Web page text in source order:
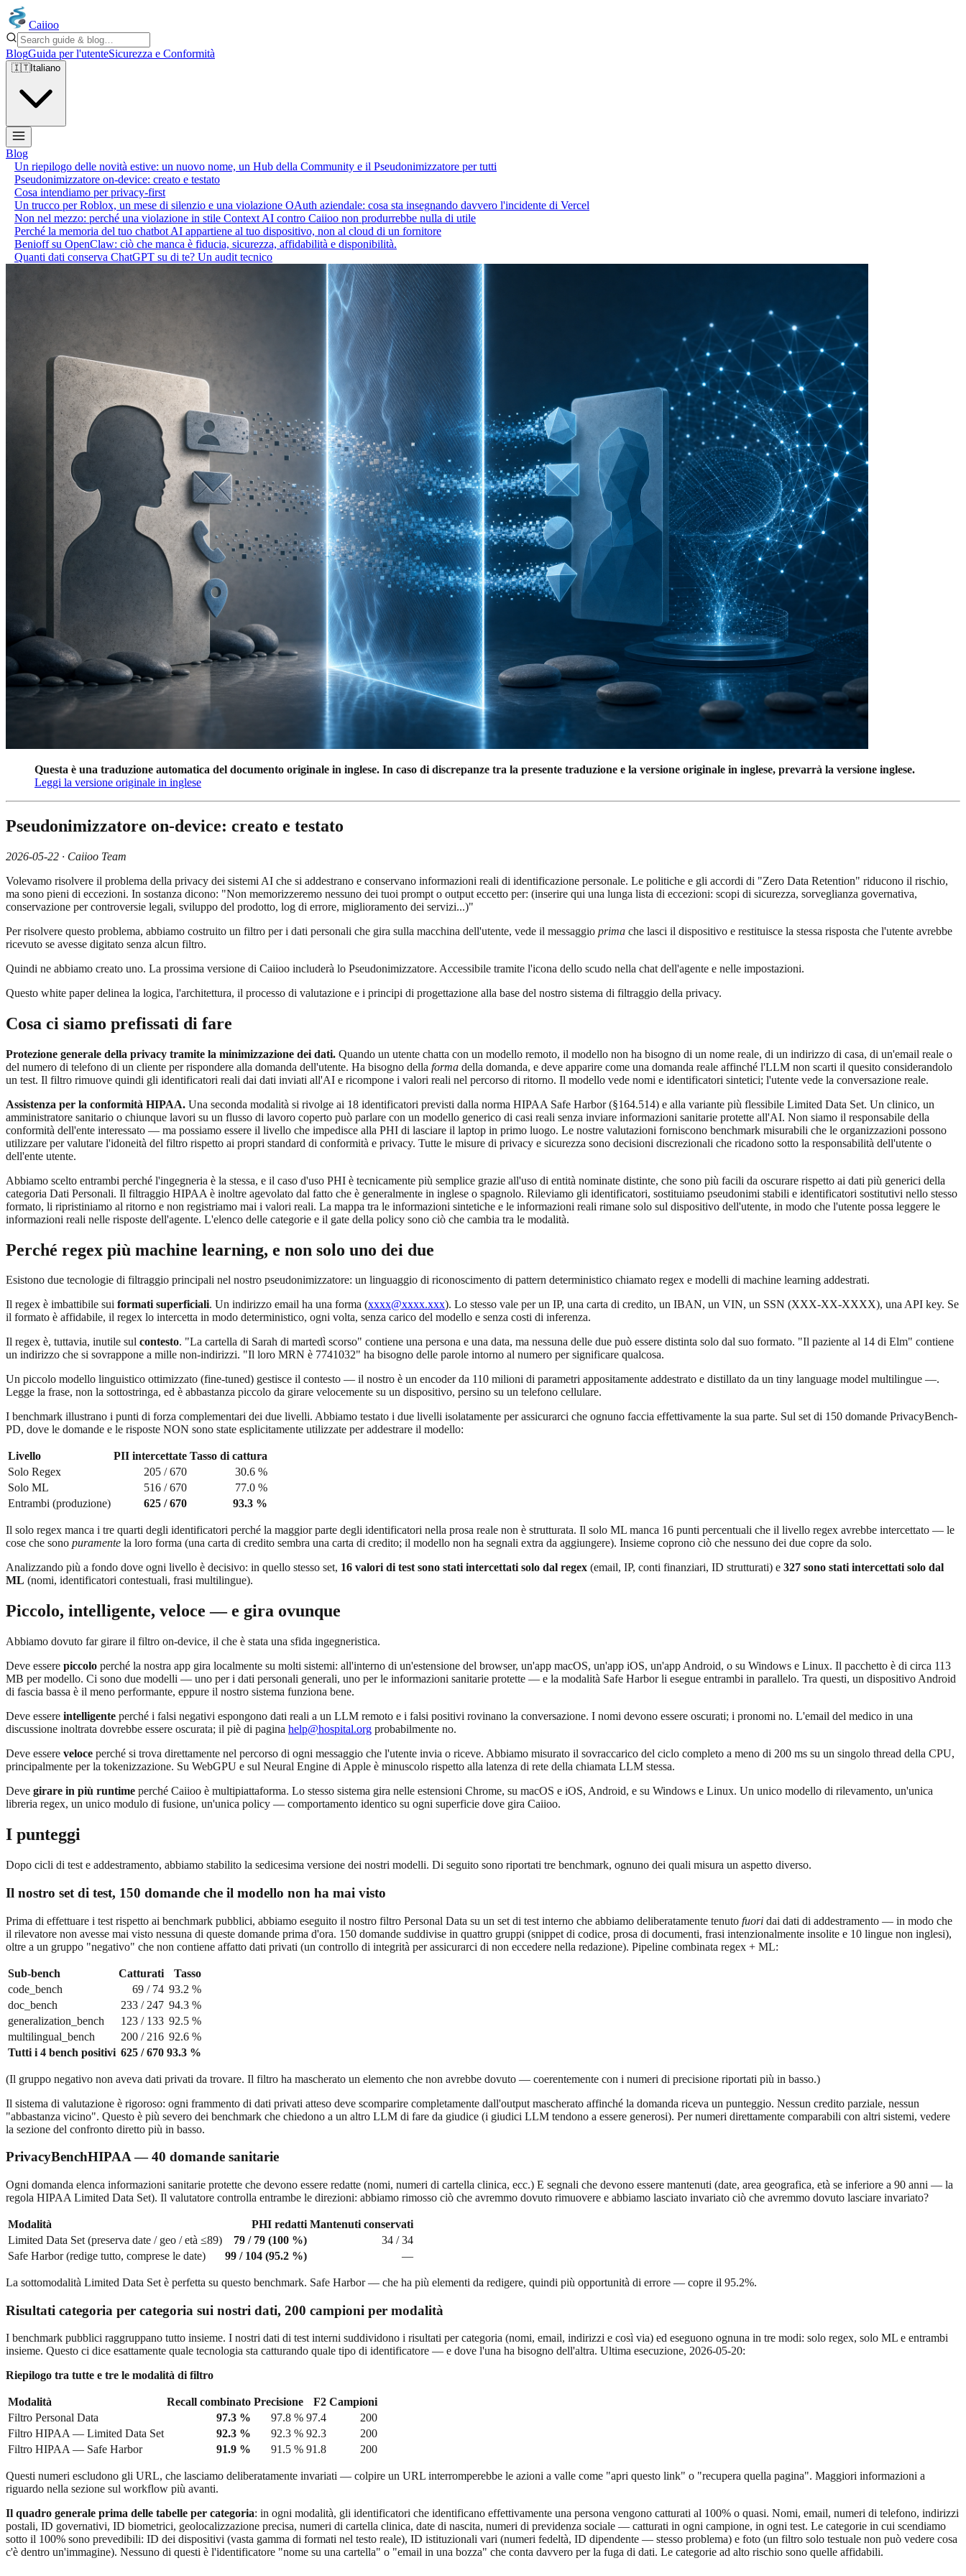
Caiioo
BlogGuida per l'utenteSicurezza e Conformità
🇮🇹Italiano
Blog
Un riepilogo delle novità estive: un nuovo nome, un Hub della Community e il Pseudonimizzatore per tutti
Pseudonimizzatore on-device: creato e testato
Cosa intendiamo per privacy-first
Un trucco per Roblox, un mese di silenzio e una violazione OAuth aziendale: cosa sta insegnando davvero l'incidente di Vercel
Non nel mezzo: perché una violazione in stile Context AI contro Caiioo non produrrebbe nulla di utile
Perché la memoria del tuo chatbot AI appartiene al tuo dispositivo, non al cloud di un fornitore
Benioff su OpenClaw: ciò che manca è fiducia, sicurezza, affidabilità e disponibilità.
Quanti dati conserva ChatGPT su di te? Un audit tecnico
Questa è una traduzione automatica del documento originale in inglese. In caso di discrepanze tra la presente traduzione e la versione originale in inglese, prevarrà la versione inglese.
Leggi la versione originale in inglese
Pseudonimizzatore on-device: creato e testato
2026-05-22 · Caiioo Team
Volevamo risolvere il problema della privacy dei sistemi AI che si addestrano e conservano informazioni reali di identificazione personale. Le politiche e gli accordi di "Zero Data Retention" riducono il rischio,
ma sono pieni di eccezioni. In sostanza dicono: "Non memorizzeremo nessuno dei tuoi prompt o output eccetto per: (inserire qui una lunga lista di eccezioni: scopi di sicurezza, sorveglianza governativa,
conservazione per controversie legali, sviluppo del prodotto, log di errore, miglioramento dei servizi...)"
Per risolvere questo problema, abbiamo costruito un filtro per i dati personali che gira sulla macchina dell'utente, vede il messaggio prima che lasci il dispositivo e restituisce la stessa risposta che l'utente avrebbe
ricevuto se avesse digitato senza alcun filtro.
Quindi ne abbiamo creato uno. La prossima versione di Caiioo includerà lo Pseudonimizzatore. Accessibile tramite l'icona dello scudo nella chat dell'agente e nelle impostazioni.
Questo white paper delinea la logica, l'architettura, il processo di valutazione e i principi di progettazione alla base del nostro sistema di filtraggio della privacy.
Cosa ci siamo prefissati di fare
Protezione generale della privacy tramite la minimizzazione dei dati. Quando un utente chatta con un modello remoto, il modello non ha bisogno di un nome reale, di un indirizzo di casa, di un'email reale o
del numero di telefono di un cliente per rispondere alla domanda dell'utente. Ha bisogno della forma della domanda, e deve apparire come una domanda reale affinché l'LLM non scarti il quesito considerandolo
un test. Il filtro rimuove quindi gli identificatori reali dai dati inviati all'AI e ricompone i valori reali nel percorso di ritorno. Il modello vede nomi e identificatori sintetici; l'utente vede la conversazione reale.
Assistenza per la conformità HIPAA. Una seconda modalità si rivolge ai 18 identificatori previsti dalla norma HIPAA Safe Harbor (§164.514) e alla variante più flessibile Limited Data Set. Un clinico, un
amministratore sanitario o chiunque lavori su un flusso di lavoro coperto può parlare con un modello generico di casi reali senza inviare informazioni sanitarie protette all'AI. Non siamo il responsabile della
conformità dell'ente interessato — ma possiamo essere il livello che impedisce alla PHI di lasciare il laptop in primo luogo. Le nostre valutazioni forniscono benchmark misurabili che le organizzazioni possono
utilizzare per valutare l'idoneità del filtro rispetto ai propri standard di conformità e privacy. Tutte le misure di privacy e sicurezza sono decisioni discrezionali che ricadono sotto la responsabilità dell'utente o
dell'ente utente.
Abbiamo scelto entrambi perché l'ingegneria è la stessa, e il caso d'uso PHI è tecnicamente più semplice grazie all'uso di entità nominate distinte, che sono più facili da oscurare rispetto ai dati più generici della
categoria Dati Personali. Il filtraggio HIPAA è inoltre agevolato dal fatto che è generalmente in inglese o spagnolo. Rileviamo gli identificatori, sostituiamo pseudonimi stabili e identificatori sostitutivi nello stesso
formato, li ripristiniamo al ritorno e non registriamo mai i valori reali. La mappa tra le informazioni sintetiche e le informazioni reali rimane solo sul dispositivo dell'utente, in modo che l'utente possa leggere le
informazioni reali nelle risposte dell'agente. L'elenco delle categorie e il gate della policy sono ciò che cambia tra le modalità.
Perché regex più machine learning, e non solo uno dei due
Esistono due tecnologie di filtraggio principali nel nostro pseudonimizzatore: un linguaggio di riconoscimento di pattern deterministico chiamato regex e modelli di machine learning addestrati.
Il regex è imbattibile sui formati superficiali. Un indirizzo email ha una forma (xxxx@xxxx.xxx). Lo stesso vale per un IP, una carta di credito, un IBAN, un VIN, un SSN (XXX-XX-XXXX), una API key. Se
il formato è affidabile, il regex lo intercetta in modo deterministico, ogni volta, senza carico del modello e senza costi di inferenza.
Il regex è, tuttavia, inutile sul contesto. "La cartella di Sarah di martedì scorso" contiene una persona e una data, ma nessuna delle due può essere distinta solo dal suo formato. "Il paziente al 14 di Elm" contiene
un indirizzo che si sovrappone a mille non-indirizzi. "Il loro MRN è 7741032" ha bisogno delle parole intorno al numero per significare qualcosa.
Un piccolo modello linguistico ottimizzato (fine-tuned) gestisce il contesto — il nostro è un encoder da 110 milioni di parametri appositamente addestrato e distillato da un tiny language model multilingue —.
Legge la frase, non la sottostringa, ed è abbastanza piccolo da girare velocemente su un dispositivo, persino su un telefono cellulare.
I benchmark illustrano i punti di forza complementari dei due livelli. Abbiamo testato i due livelli isolatamente per assicurarci che ognuno faccia effettivamente la sua parte. Sul set di 150 domande PrivacyBench-
PD, dove le domande e le risposte NON sono state esplicitamente utilizzate per addestrare il modello:
Livello PII intercettate Tasso di cattura
Solo Regex
205 / 670
30.6 %
Solo ML
516 / 670
77.0 %
Entrambi (produzione)
625 / 670 93.3 %
Il solo regex manca i tre quarti degli identificatori perché la maggior parte degli identificatori nella prosa reale non è strutturata. Il solo ML manca 16 punti percentuali che il livello regex avrebbe intercettato — le
cose che sono puramente la loro forma (una carta di credito sembra una carta di credito; il modello non ha segnali extra da aggiungere). Insieme coprono ciò che nessuno dei due copre da solo.
Analizzando più a fondo dove ogni livello è decisivo: in quello stesso set, 16 valori di test sono stati intercettati solo dal regex (email, IP, conti finanziari, ID strutturati) e 327 sono stati intercettati solo dal
ML (nomi, identificatori contestuali, frasi multilingue).
Piccolo, intelligente, veloce — e gira ovunque
Abbiamo dovuto far girare il filtro on-device, il che è stata una sfida ingegneristica.
Deve essere piccolo perché la nostra app gira localmente su molti sistemi: all'interno di un'estensione del browser, un'app macOS, un'app iOS, un'app Android, o su Windows e Linux. Il pacchetto è di circa 113
MB per modello. Ci sono due modelli — uno per i dati personali generali, uno per le informazioni sanitarie protette — e la modalità Safe Harbor li esegue entrambi in parallelo. Tra questi, un dispositivo Android
di fascia bassa è il meno performante, eppure il nostro sistema funziona bene.
Deve essere intelligente perché i falsi negativi espongono dati reali a un LLM remoto e i falsi positivi rovinano la conversazione. I nomi devono essere oscurati; i pronomi no. L'email del medico in una
discussione inoltrata dovrebbe essere oscurata; il piè di pagina help@hospital.org probabilmente no.
Deve essere veloce perché si trova direttamente nel percorso di ogni messaggio che l'utente invia o riceve. Abbiamo misurato il sovraccarico del ciclo completo a meno di 200 ms su un singolo thread della CPU,
principalmente per la tokenizzazione. Su WebGPU e sul Neural Engine di Apple è minuscolo rispetto alla latenza di rete della chiamata LLM stessa.
Deve girare in più runtime perché Caiioo è multipiattaforma. Lo stesso sistema gira nelle estensioni Chrome, su macOS e iOS, Android, e su Windows e Linux. Un unico modello di rilevamento, un'unica
libreria regex, un unico modulo di fusione, un'unica policy — comportamento identico su ogni superficie dove gira Caiioo.
I punteggi
Dopo cicli di test e addestramento, abbiamo stabilito la sedicesima versione dei nostri modelli. Di seguito sono riportati tre benchmark, ognuno dei quali misura un aspetto diverso.
Il nostro set di test, 150 domande che il modello non ha mai visto
Prima di effettuare i test rispetto ai benchmark pubblici, abbiamo eseguito il nostro filtro Personal Data su un set di test interno che abbiamo deliberatamente tenuto fuori dai dati di addestramento — in modo che
il rilevatore non avesse mai visto nessuna di queste domande prima d'ora. 150 domande suddivise in quattro gruppi (snippet di codice, prosa di documenti, frasi intenzionalmente insolite e 10 lingue non inglesi),
oltre a un gruppo "negativo" che non contiene affatto dati privati (un controllo di integrità per assicurarci di non eccedere nella redazione). Pipeline combinata regex + ML:
Sub-bench Catturati
Tasso
code_bench
69 / 74 93.2 %
doc_bench
233 / 247 94.3 %
generalization_bench
123 / 133 92.5 %
multilingual_bench
200 / 216 92.6 %
Tutti i 4 bench positivi 625 / 670 93.3 %
(Il gruppo negativo non aveva dati privati da trovare. Il filtro ha mascherato un elemento che non avrebbe dovuto — coerentemente con i numeri di precisione riportati più in basso.)
Il sistema di valutazione è rigoroso: ogni frammento di dati privati atteso deve scomparire completamente dall'output mascherato affinché la domanda riceva un punteggio. Nessun credito parziale, nessun
"abbastanza vicino". Questo è più severo dei benchmark che chiedono a un altro LLM di fare da giudice (i giudici LLM tendono a essere generosi). Per numeri direttamente comparabili con altri sistemi, vedere
la sezione del confronto diretto più in basso.
PrivacyBenchHIPAA — 40 domande sanitarie
Ogni domanda elenca informazioni sanitarie protette che devono essere redatte (nomi, numeri di cartella clinica, ecc.) E segnali che devono essere mantenuti (date, area geografica, età se inferiore a 90 anni — la
regola HIPAA Limited Data Set). Il valutatore controlla entrambe le direzioni: abbiamo rimosso ciò che avremmo dovuto rimuovere e abbiamo lasciato invariato ciò che avremmo dovuto lasciare invariato?
Modalità PHI redatti Mantenuti conservati
Limited Data Set (preserva date / geo / età ≤89)
79 / 79 (100 %)
34 / 34
Safe Harbor (redige tutto, comprese le date)
99 / 104 (95.2 %) —
La sottomodalità Limited Data Set è perfetta su questo benchmark. Safe Harbor — che ha più elementi da redigere, quindi più opportunità di errore — copre il 95.2%.
Risultati categoria per categoria sui nostri dati, 200 campioni per modalità
I benchmark pubblici raggruppano tutto insieme. I nostri dati di test interni suddividono i risultati per categoria (nomi, email, indirizzi e così via) ed eseguono ognuna in tre modi: solo regex, solo ML e entrambi
insieme. Questo ci dice esattamente quale tecnologia sta catturando quale tipo di identificatore — e dove l'una ha bisogno dell'altra. Ultima esecuzione, 2026-05-20:
Riepilogo tra tutte e tre le modalità di filtro
Modalità Recall combinato Precisione F2 Campioni
Filtro Personal Data
97.3 % 97.8 % 97.4
200
Filtro HIPAA — Limited Data Set
92.3 % 92.3 % 92.3
200
Filtro HIPAA — Safe Harbor
91.9 % 91.5 % 91.8 200
Questi numeri escludono gli URL, che lasciamo deliberatamente invariati — colpire un URL interromperebbe le azioni a valle come "apri questo link" o "recupera quella pagina". Maggiori informazioni a
riguardo nella sezione sul workflow più avanti.
Il quadro generale prima delle tabelle per categoria: in ogni modalità, gli identificatori che identificano effettivamente una persona vengono catturati al 100% o quasi. Nomi, email, numeri di telefono, indirizzi
postali, ID governativi, ID biometrici, geolocalizzazione precisa, numeri di cartella clinica, date di nascita, numeri di previdenza sociale — catturati in ogni campione, in ogni test. Le categorie in cui scendiamo
sotto il 100% sono prevedibili: ID dei dispositivi (vasta gamma di formati nel testo reale), ID istituzionali vari (numeri fedeltà, ID dipendente — stesso problema) e foto (un filtro solo testuale non può vedere cosa
c'è dentro un'immagine). Nessuno di questi è l'identificatore "nome su una cartella" o "email in una bozza" che conta davvero per la fuga di dati. Le categorie ad alto rischio sono quelle affidabili.